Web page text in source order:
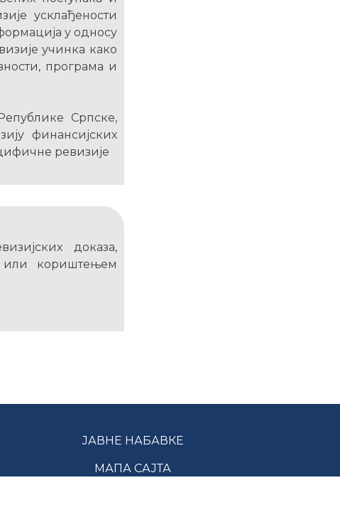
усклађености
у односу
учинка како
програма и
Српске,
финансијских
ревизије
доказа,
кориштењем
ЈАВНЕ НАБАВКЕ
МАПА САЈТА